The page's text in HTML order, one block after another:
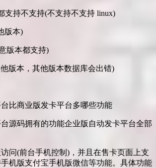
支持不支持(不支持不支持 linux)
版本)
版本都支持)
版本，其他版本数据库会出错)
比商业版发卡平台多哪些功能
源码拥有的功能企业版自动发卡平台全部
问(前台手机控制)，并且在售卡页面上支
机版支付宝手机版微信等功能。具体功能